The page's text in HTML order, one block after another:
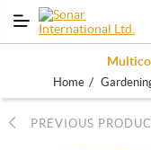
Home /
PREVIOUS